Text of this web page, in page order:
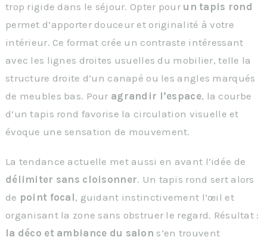
trop rigide dans le séjour. Opter pour un tapis rond
permet d’apporter douceur et originalité à votre
intérieur. Ce format crée un contraste intéressant
avec les lignes droites usuelles du mobilier, telle la
structure droite d’un canapé ou les angles marqués
de meubles bas. Pour agrandir l’espace, la courbe
d’un tapis rond favorise la circulation visuelle et
évoque une sensation de mouvement.
La tendance actuelle met aussi en avant l’idée de
délimiter sans cloisonner. Un tapis rond sert alors
de point focal, guidant instinctivement l’œil et
organisant la zone sans obstruer le regard. Résultat :
la déco et ambiance du salon s’en trouvent